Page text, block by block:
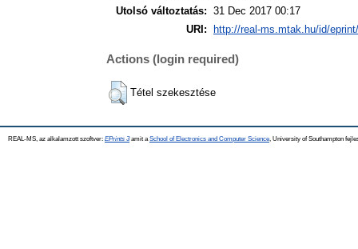
Utolsó változtatás: 31 Dec 2017 00:17
URI:
http://real-ms.mtak.hu/id/
Actions (login required)
Tétel szekesztése
REAL-MS, az alkalamzott szoftver: EPrints 3amit a School of Electronics and Computer Science , University of Southampton